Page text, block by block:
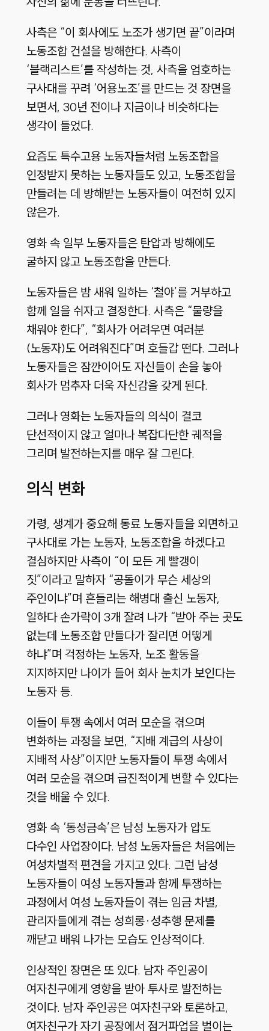
사측은 “이 회사에도 노조가 생기면 끝”이라며
노동조합 건설을 방해한다. 사측이
‘블랙리스트’를 작성하는 것, 사측을 엄호하는
구사대를 꾸려 ‘어용노조’를 만드는 것 장면을
보면서, 30년 전이나 지금이나 비슷하다는
생각이 들었다.
요즘도 특수고용 노동자들처럼 노동조합을
인정받지 못하는 노동자들도 있고, 노동조합을
만들려는 데 방해받는 노동자들이 여전히 있지
않은가.
영화 속 일부 노동자들은 탄압과 방해에도
굴하지 않고 노동조합을 만든다.
노동자들은 밤 새워 일하는 ‘철야’를 거부하고
함께 일을 쉬자고 결정한다. 사측은 “물량을
채워야 한다”, “회사가 어려우면 여러분
(노동자)도 어려워진다”며 호들갑 떤다. 그러나
노동자들은 잠깐이어도 자신들이 손을 놓아
회사가 멈추자 더욱 자신감을 갖게 된다.
그러나 영화는 노동자들의 의식이 결코
단선적이지 않고 얼마나 복잡다단한 궤적을
그리며 발전하는지를 매우 잘 그린다.
의식 변화
가령, 생계가 중요해 동료 노동자들을 외면하고
구사대로 가는 노동자, 노동조합을 하겠다고
결심하지만 사측이 “이 모든 게 빨갱이
짓”이라고 말하자 “공돌이가 무슨 세상의
주인이냐”며 흔들리는 해병대 출신 노동자,
일하다 손가락이 3개 잘려 나가 “받아 주는 곳도
없는데 노동조합 만들다가 잘리면 어떻게
하냐”며 걱정하는 노동자, 노조 활동을
지지하지만 나이가 들어 회사 눈치가 보인다는
노동자 등.
이들이 투쟁 속에서 여러 모순을 겪으며
변화하는 과정을 보면, “지배 계급의 사상이
지배적 사상”이지만 노동자들이 투쟁 속에서
여러 모순을 겪으며 급진적이게 변할 수 있다는
것을 배울 수 있다.
영화 속 ‘동성금속’은 남성 노동자가 압도
다수인 사업장이다. 남성 노동자들은 처음에는
여성차별적 편견을 가지고 있다. 그런 남성
노동자들이 여성 노동자들과 함께 투쟁하는
과정에서 여성 노동자들이 겪는 임금 차별,
관리자들에게 겪는 성희롱·성추행 문제를
깨닫고 배워 나가는 모습도 인상적이다.
인상적인 장면은 또 있다. 남자 주인공이
여자친구에게 영향을 받아 투사로 발전하는
것이다. 남자 주인공은 여자친구와 토론하고,
여자친구가 자기 공장에서 점거파업을 벌이는